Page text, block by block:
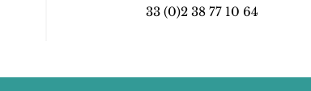
33 (0)2 38 77 10 64